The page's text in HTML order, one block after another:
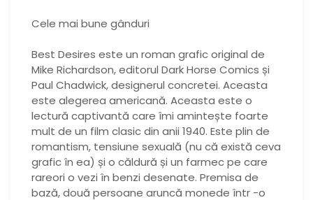
Cele mai bune gânduri
Best Desires este un roman grafic original de
Mike Richardson, editorul Dark Horse Comics și
Paul Chadwick, designerul concretei. Aceasta
este alegerea americană. Aceasta este o
lectură captivantă care îmi amintește foarte
mult de un film clasic din anii 1940. Este plin de
romantism, tensiune sexuală (nu că există ceva
grafic în ea) și o căldură și un farmec pe care
rareori o vezi în benzi desenate. Premisa de
bază, două persoane aruncă monede într -o